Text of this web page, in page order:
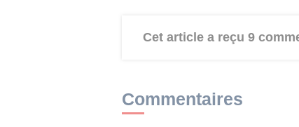
Cet article a reçu 9
Commentaires